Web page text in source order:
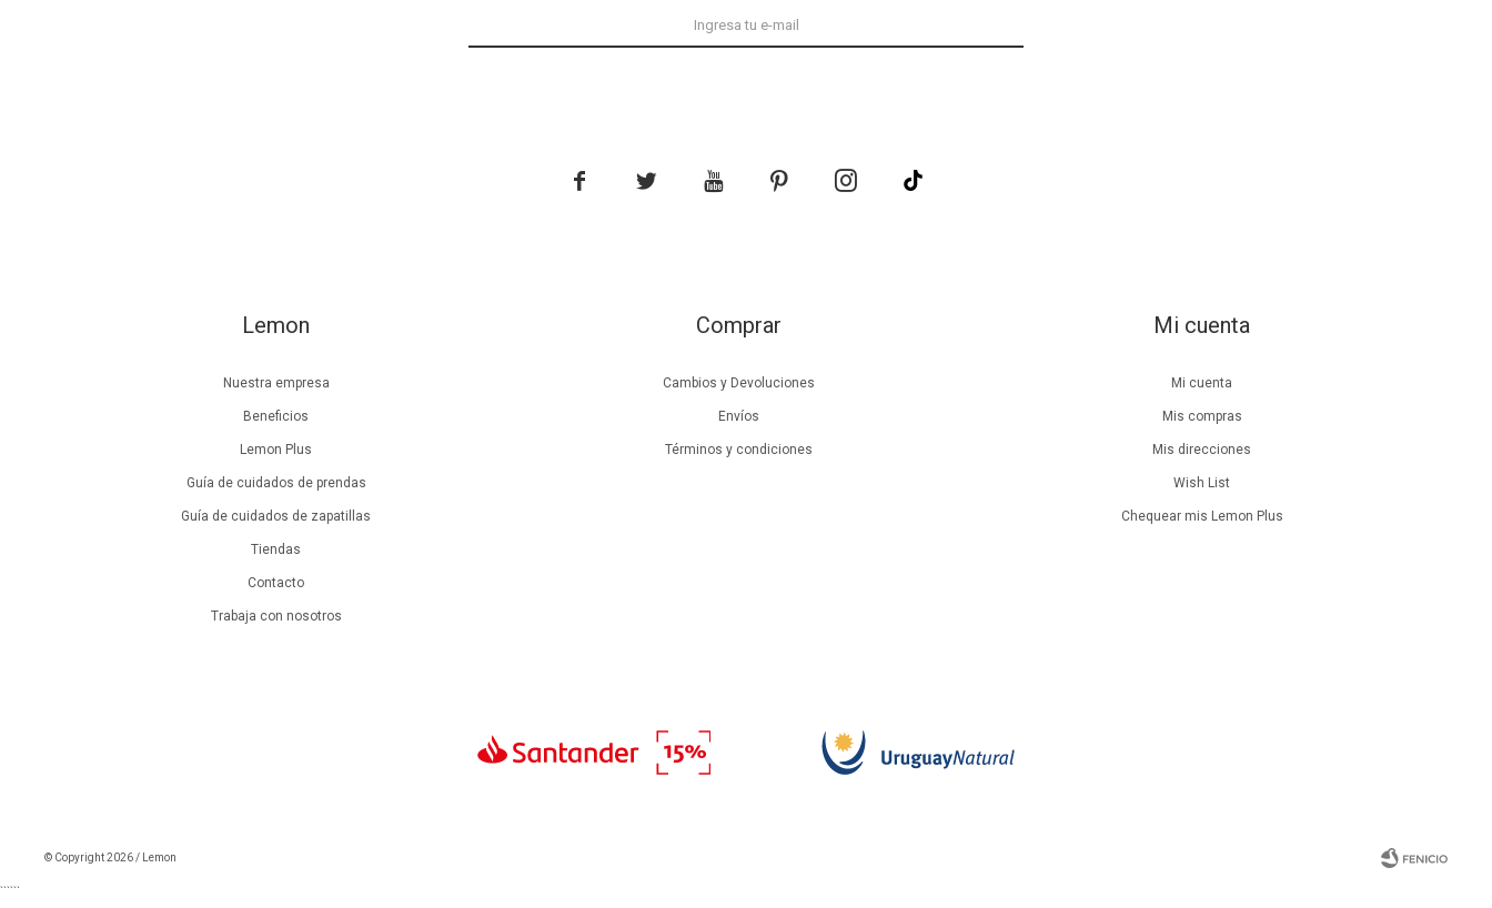
Lemon
Nuestra empresa
Beneficios
Lemon Plus
Guía de cuidados de prendas
Guía de cuidados de zapatillas
Tiendas
Contacto
Trabaja con nosotros
Comprar
Cambios y Devoluciones
Envíos
Términos y condiciones
Mi cuenta
Mi cuenta
Mis compras
Mis direcciones
Wish List
Chequear mis Lemon Plus
    
© Copyright 2026 / Lemon
``````